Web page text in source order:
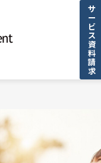
サ
ー
ビ
ス
資
料
請
求
イベント・セミナー
お役立ち資料一覧